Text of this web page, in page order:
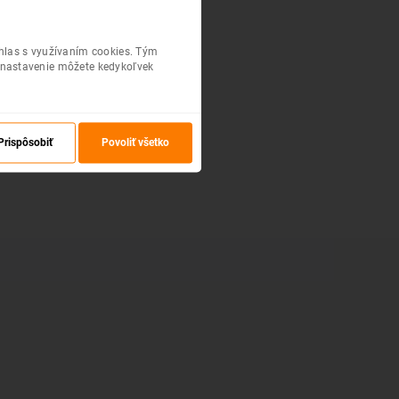
s využívaním cookies. Tým
môžete kedykoľvek
Prispôsobiť Povoliť všetko